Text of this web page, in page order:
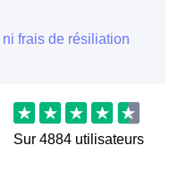
ni frais de résiliation
Sur 4884 utilisateurs